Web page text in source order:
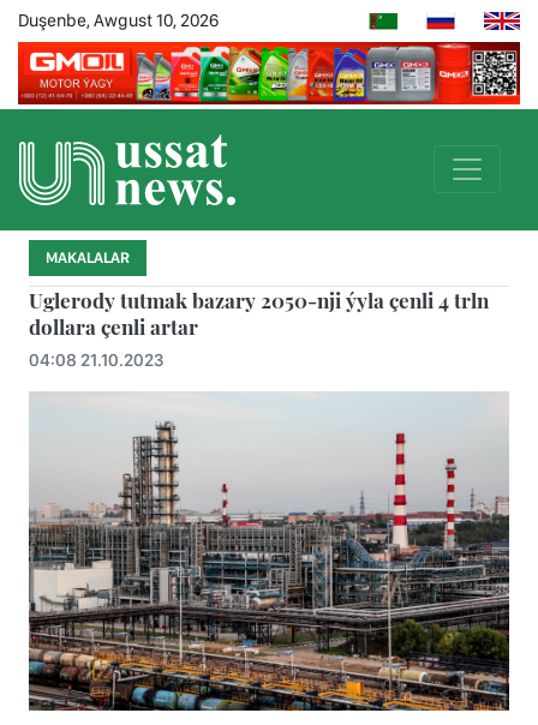
Duşenbe, Awgust 10, 2026
MAKALALAR
Uglerody tutmak bazary 2050-nji ýyla çenli 4 trln
dollara çenli artar
04:08 21.10.2023